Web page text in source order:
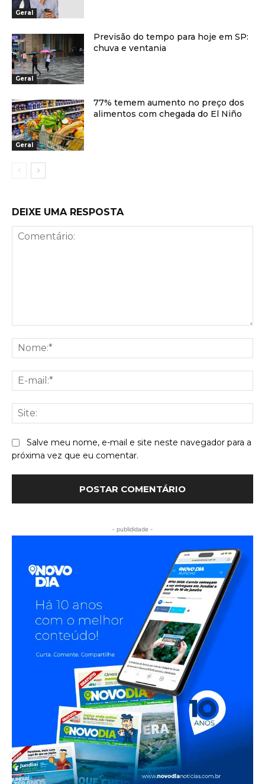
Geral
Geral
Previsão do tempo para hoje em SP:
chuva e ventania
Geral
77% temem aumento no preço dos
alimentos com chegada do El Niño
DEIXE UMA RESPOSTA
Salve meu nome, e-mail e site neste navegador para a
próxima vez que eu comentar.
- publididade -